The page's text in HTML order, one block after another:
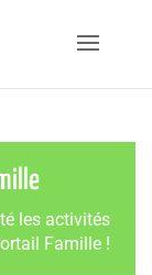
les activités
Famille !